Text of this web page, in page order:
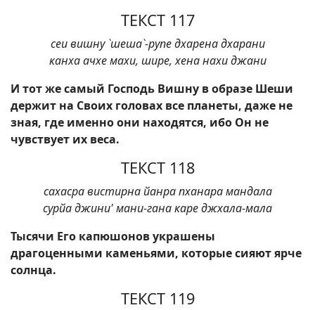
ТЕКСТ 117
сеи вишну `шеша`-рупе дхарена дхарани
канха ачхе махи, шире, хена нахи джани
И тот же самый Господь Вишну в образе Шеши
держит на Своих головах все планеты, даже не
зная, где именно они находятся, ибо Он не
чувствует их веса.
ТЕКСТ 118
сахасра вистирна йанра пханара мандала
сурйа джини' мани-гана каре джхала-мала
Тысячи Его капюшонов украшены
драгоценными каменьями, которые сияют ярче
солнца.
ТЕКСТ 119